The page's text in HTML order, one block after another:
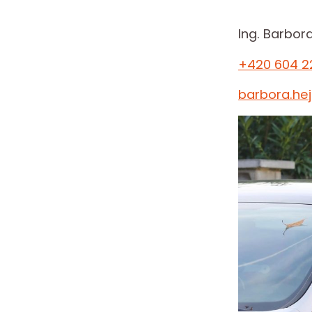
Ing.
+420 604